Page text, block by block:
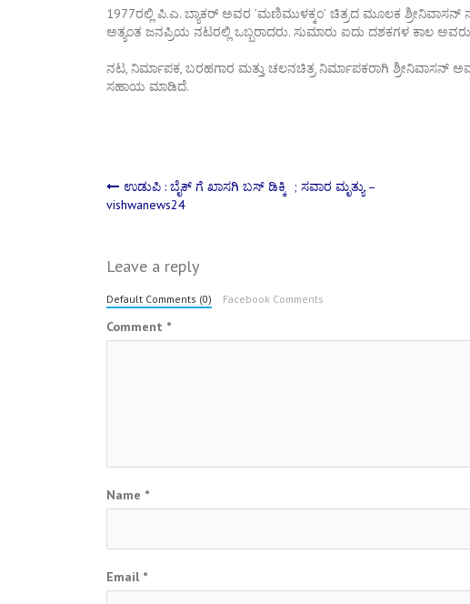
1977ರಲ್ಲಿ ಪಿ.ಎ. ಬ್ಯಾಕರ್ ಅವರ ʼಮಣಿಮುಳಕ್ಕಂʼ ಚಿತ್ರದ ಮೂಲಕ
ಅತ್ಯಂತ ಜನಪ್ರಿಯ ನಟರಲ್ಲಿ ಒಬ್ಬರಾದರು. ಸುಮಾರು ಐದು ದಶಕಗಳ ಕಾಲ ಅವರು
ನಟ, ನಿರ್ಮಾಪಕ, ಬರಹಗಾರ ಮತ್ತು ಚಲನಚಿತ್ರ ನಿರ್ಮಾಪಕರಾಗಿ ಶ್ರೀನಿವಾಸನ್
ಸಹಾಯ ಮಾಡಿದೆ.
Post
ಉಡುಪಿ : ಬೈಕ್ ಗೆ ಖಾಸಗಿ ಬಸ್ ಡಿಕ್ಕಿ ; ಸವಾರ ಮೃತ್ಯು –
vishwanews24
Leave a reply
Default Comments (0) Facebook Comments
Comment *
Name *
Email *